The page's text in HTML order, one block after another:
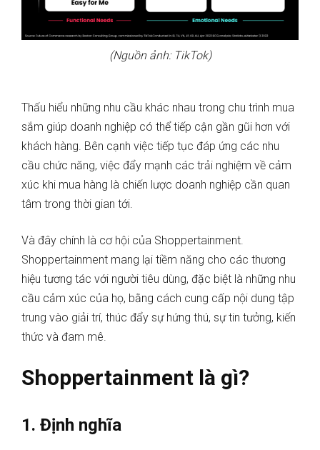
(Nguồn ảnh: TikTok)
Thấu hiểu những nhu cầu khác nhau trong chu trình mua
sắm giúp doanh nghiệp có thể tiếp cận gần gũi hơn với
khách hàng. Bên cạnh việc tiếp tục đáp ứng các nhu
cầu chức năng, việc đẩy mạnh các trải nghiệm về cảm
xúc khi mua hàng là chiến lược doanh nghiệp cần quan
tâm trong thời gian tới.
Và đây chính là cơ hội của Shoppertainment.
Shoppertainment mang lại tiềm năng cho các thương
hiệu tương tác với người tiêu dùng, đặc biệt là những nhu
cầu cảm xúc của họ, bằng cách cung cấp nội dung tập
trung vào giải trí, thúc đẩy sự hứng thú, sự tin tưởng, kiến
thức và đam mê.
Shoppertainment là gì?
1. Định nghĩa